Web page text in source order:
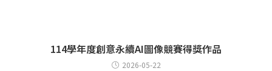
114學年度創意永續AI圖像競賽得獎作品
2026-05-22